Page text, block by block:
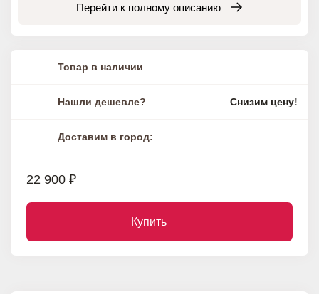
Перейти к полному описанию
Товар в наличии
Нашли дешевле? Снизим цену!
Доставим в город:
22 900 ₽
Купить